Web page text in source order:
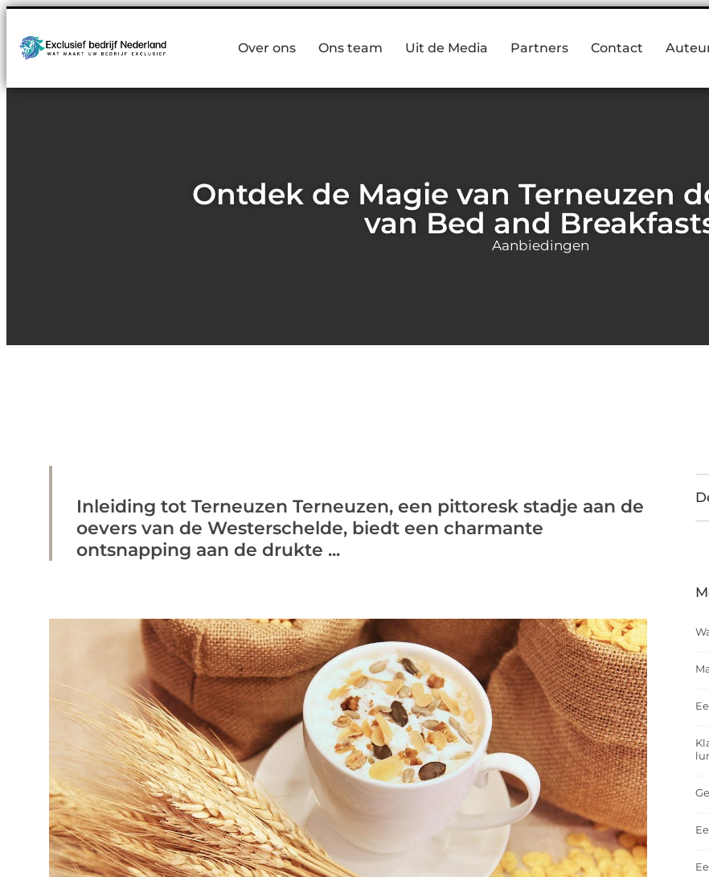
Over ons Ons team Uit de Media Partners Contact
Ontdek de Magie van Terneuzen
van Bed and
Aanbiedingen
Inleiding tot Terneuzen Terneuzen, een pittoresk stadje aan de
oevers van de Westerschelde, biedt een charmante
ontsnapping aan de drukte ...